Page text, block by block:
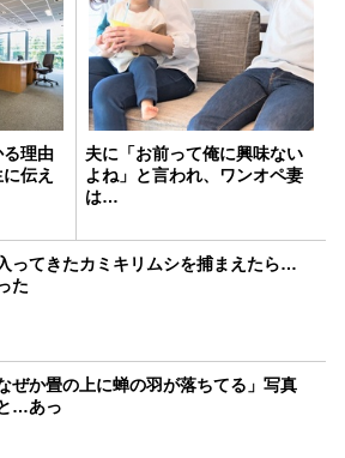
る理由
伝え
夫に「お前って俺に興味ない
よね」と言われ、ワンオペ妻
は…
ってきたカミキリムシを捕まえたら…
た
ぜか畳の上に蝉の羽が落ちてる」写真
…あっ